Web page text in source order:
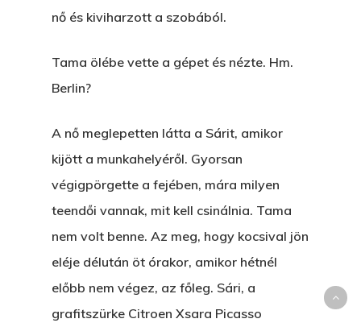
nő és kiviharzott a szobából.
Tama ölébe vette a gépet és nézte. Hm.
Berlin?
A nő meglepetten látta a Sárit, amikor
kijött a munkahelyéről. Gyorsan
végigpörgette a fejében, mára milyen
teendői vannak, mit kell csinálnia. Tama
nem volt benne. Az meg, hogy kocsival jön
eléje délután öt órakor, amikor hétnél
előbb nem végez, az főleg. Sári, a
grafitszürke Citroen Xsara Picasso